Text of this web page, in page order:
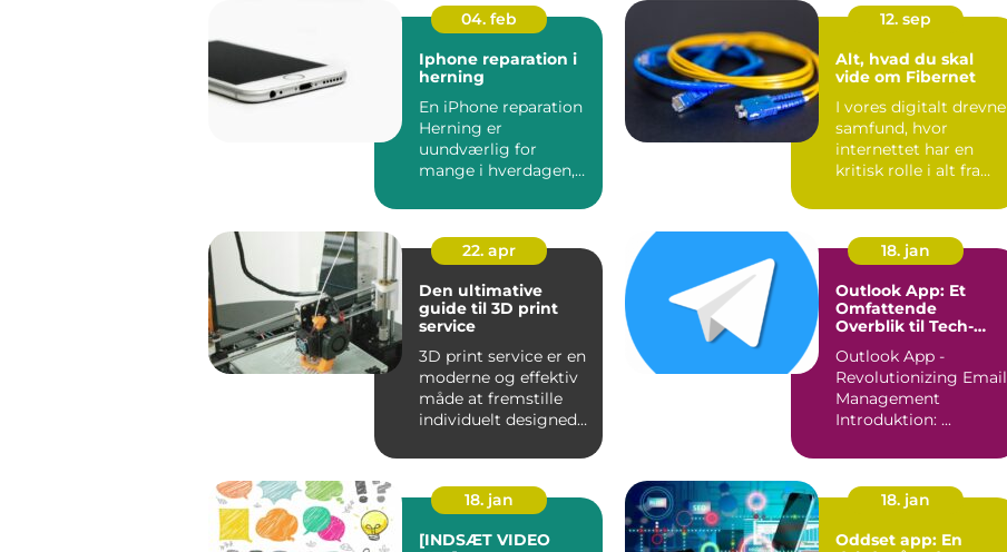
04. feb
Iphone reparation i
herning
En iPhone reparation
Herning er
uundværlig for
mange i hverdagen,
ude,...
12. sep
Alt, hvad du skal
vide om Fibernet
I vores digitalt drevne
samfund, hvor
internettet har en
kritisk rolle i alt fra
22. apr
Den ultimative
guide til 3D print
service
3D print service er en
moderne og effektiv
måde at fremstille
individuelt designede
18. jan
Outlook App: Et
Omfattende
Overblik til Tech-
Outlook App -
Revolutionizing Email
Management
Introduktion: ...
18. jan
[INDSÆT VIDEO
18. jan
Oddset app: En